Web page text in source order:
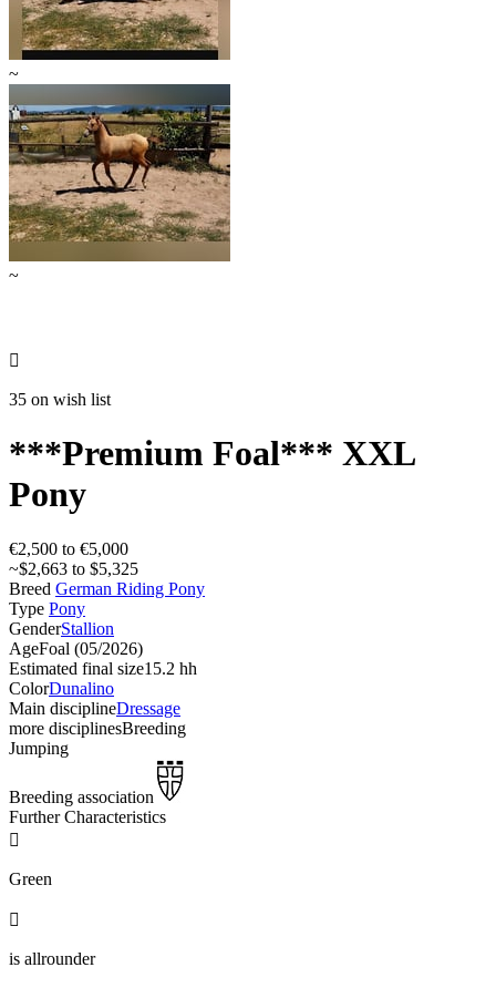
~
~

35 on wish list
***Premium Foal*** XXL
Pony
€2,500 to €5,000
~$2,663 to $5,325
Breed German Riding Pony
Type Pony
GenderStallion
AgeFoal (05/2026)
Estimated final size15.2 hh
ColorDunalino
Main disciplineDressage
more disciplinesBreeding
Jumping
Breeding association
Further Characteristics

Green

is allrounder